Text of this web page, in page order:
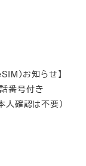
）お知らせ】
番号付き
人確認は不要）